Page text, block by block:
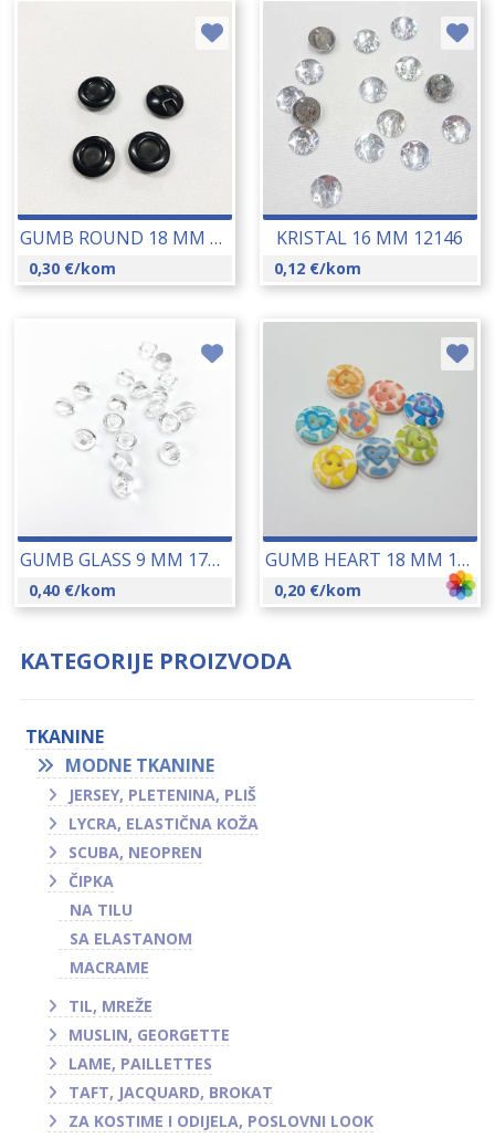
GUMB ROUND 18 MM 18188
0,30 €/kom
KRISTAL 16 MM 12146
0,12 €/kom
GUMB GLASS 9 MM 17313
0,40 €/kom
GUMB HEART 18 MM 17298
0,20 €/kom
KATEGORIJE PROIZVODA
TKANINE
MODNE TKANINE
JERSEY, PLETENINA, PLIŠ
LYCRA, ELASTIČNA KOŽA
SCUBA, NEOPREN
ČIPKA
NA TILU
SA ELASTANOM
MACRAME
TIL, MREŽE
MUSLIN, GEORGETTE
LAME, PAILLETTES
TAFT, JACQUARD, BROKAT
ZA KOSTIME I ODIJELA, POSLOVNI LOOK